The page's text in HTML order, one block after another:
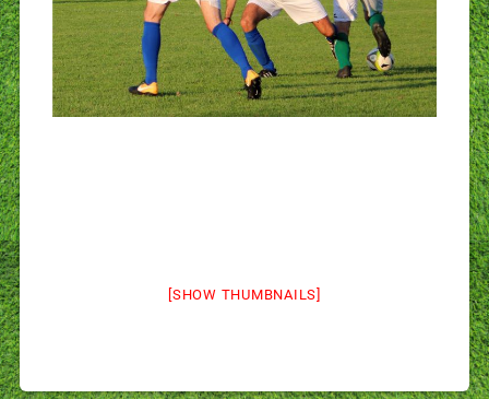
[SHOW THUMBNAILS]